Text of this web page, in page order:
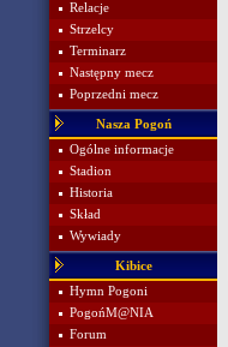
Relacje
Strzelcy
Terminarz
Następny mecz
Poprzedni mecz
Nasza Pogoń
Ogólne informacje
Stadion
Historia
Skład
Wywiady
Kibice
Hymn Pogoni
PogońM@NIA
Forum